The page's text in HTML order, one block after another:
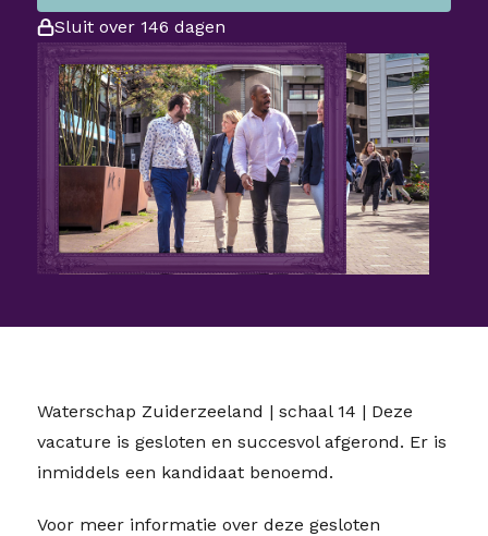
Sluit over 146 dagen
Waterschap Zuiderzeeland | schaal 14 | Deze
vacature is gesloten en succesvol afgerond. Er is
inmiddels een kandidaat benoemd.
Voor meer informatie over deze gesloten